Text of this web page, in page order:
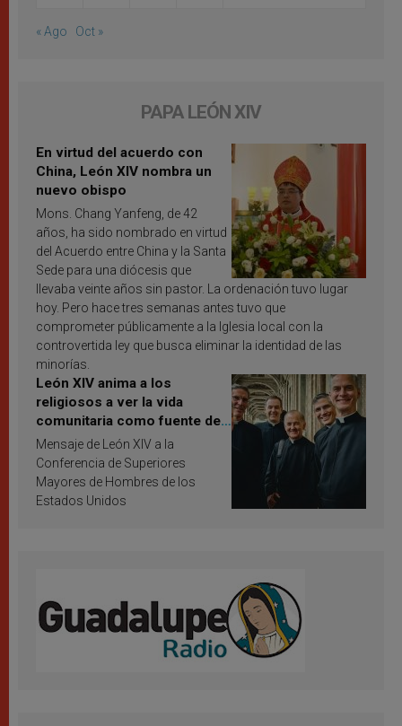
« Ago Oct »
PAPA LEÓN XIV
En virtud del acuerdo con
China, León XIV nombra un
nuevo obispo
Mons. Chang Yanfeng, de 42
años, ha sido nombrado en virtud
del Acuerdo entre China y la Santa
Sede para una diócesis que
llevaba veinte años sin pastor. La ordenación tuvo lugar
hoy. Pero hace tres semanas antes tuvo que
comprometer públicamente a la Iglesia local con la
controvertida ley que busca eliminar la identidad de las
minorías.
León XIV anima a los
religiosos a ver la vida
comunitaria como fuente de
inspiración y santificación
Mensaje de León XIV a la
Conferencia de Superiores
Mayores de Hombres de los
Estados Unidos